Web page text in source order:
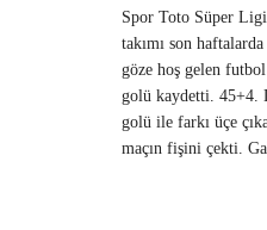
Spor Toto Süper
takımı son
göze hoş gelen
golü kaydetti. 45+4.
golü ile farkı üçe
maçın fişini çekti.